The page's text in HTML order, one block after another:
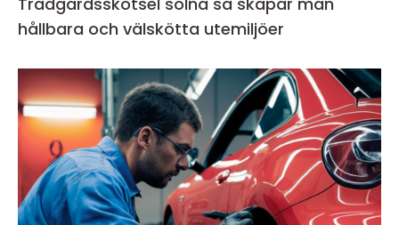
hållbara och välskötta utemiljöer